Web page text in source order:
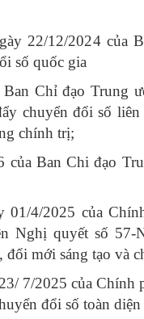
22/12/2024 của
số quốc gia
Chỉ đạo Trung
chuyển đổi số
chính trị;
Ban Chi đạo
4/2025 của
Nghị quyết số 57-
mới sáng tạo và
7/2025 của Chính
đổi số toàn diện